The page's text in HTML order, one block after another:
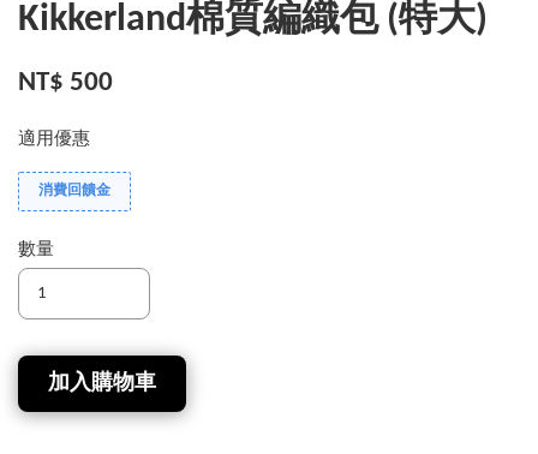
Kikkerland棉質編織包 (特大)
NT$ 500
適用優惠
消費回饋金
數量
加入購物車